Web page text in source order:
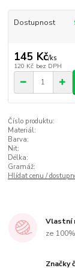
Dostupnost
145 Kč/ks
120 Kč bez DPH
Číslo produktu:
Materiál:
Barva:
Nit:
Délka:
Gramáž:
Hlídat cenu /
Vlastní
ze
Značky